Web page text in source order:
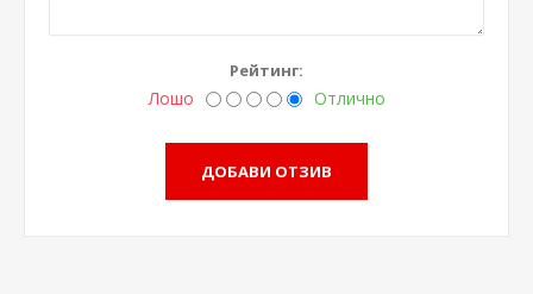
Рейтинг:
Лошо Отлично